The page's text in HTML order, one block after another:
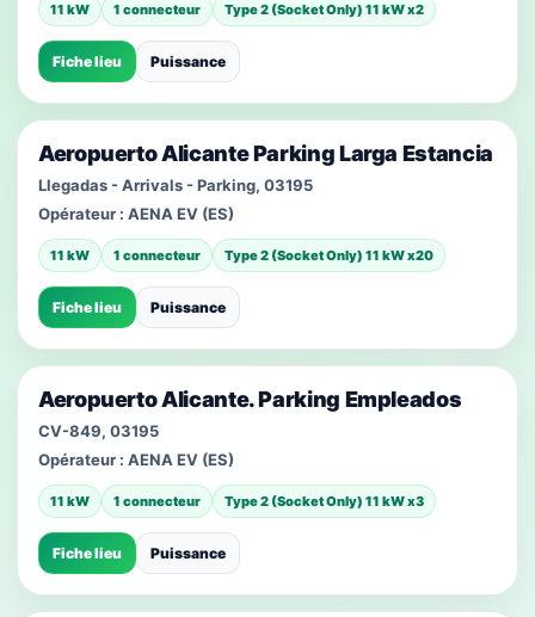
11 kW 1 connecteur Type 2 (Socket Only) 11 kW x2
Fiche lieu Puissance
Aeropuerto Alicante Parking Larga Estancia
Llegadas - Arrivals - Parking, 03195
Opérateur : AENA EV (ES)
11 kW 1 connecteur Type 2 (Socket Only) 11 kW x20
Fiche lieu Puissance
Aeropuerto Alicante. Parking Empleados
CV-849, 03195
Opérateur : AENA EV (ES)
11 kW 1 connecteur Type 2 (Socket Only) 11 kW x3
Fiche lieu Puissance